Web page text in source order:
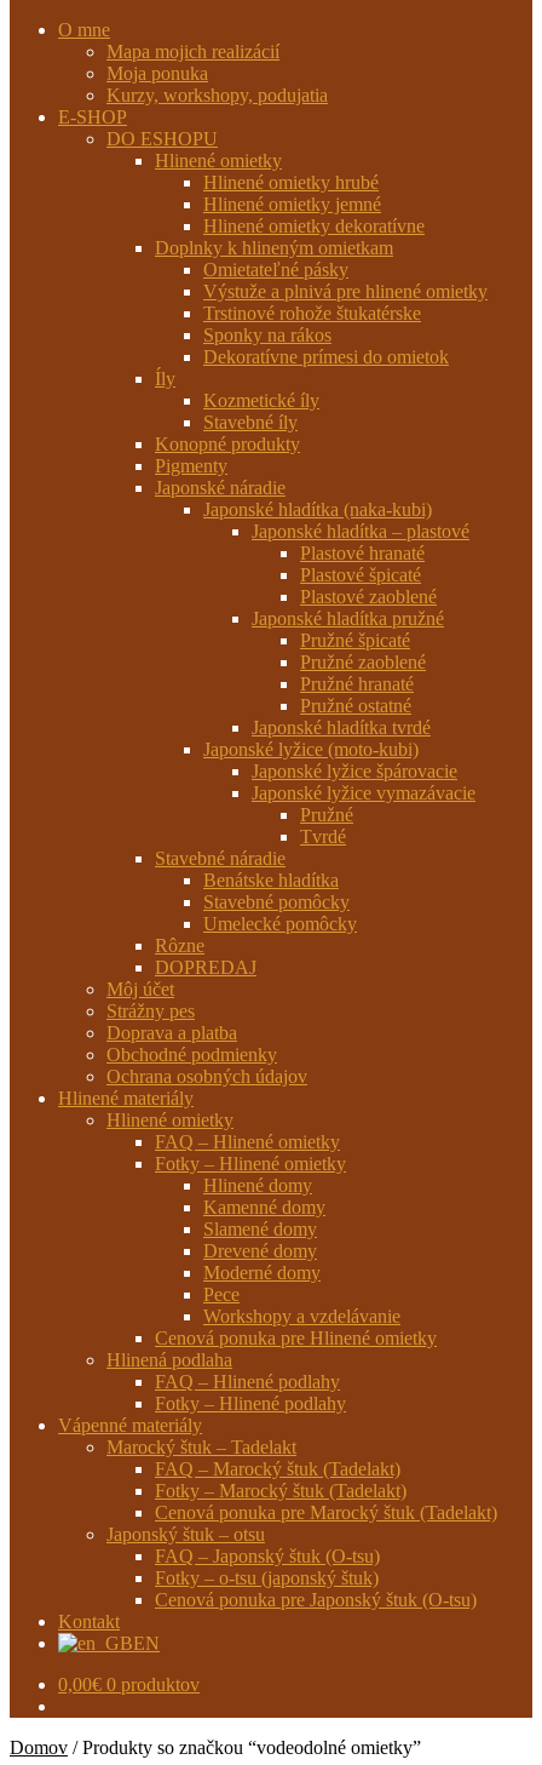
O mne
Mapa mojich realizácií
Moja ponuka
Kurzy, workshopy, podujatia
E-SHOP
DO ESHOPU
Hlinené omietky
Hlinené omietky hrubé
Hlinené omietky jemné
Hlinené omietky dekoratívne
Doplnky k hlineným omietkam
Omietateľné pásky
Výstuže a plnivá pre hlinené omietky
Trstinové rohože štukatérske
Sponky na rákos
Dekoratívne prímesi do omietok
Íly
Kozmetické íly
Stavebné íly
Konopné produkty
Pigmenty
Japonské náradie
Japonské hladítka (naka-kubi)
Japonské hladítka – plastové
Plastové hranaté
Plastové špicaté
Plastové zaoblené
Japonské hladítka pružné
Pružné špicaté
Pružné zaoblené
Pružné hranaté
Pružné ostatné
Japonské hladítka tvrdé
Japonské lyžice (moto-kubi)
Japonské lyžice špárovacie
Japonské lyžice vymazávacie
Pružné
Tvrdé
Stavebné náradie
Benátske hladítka
Stavebné pomôcky
Umelecké pomôcky
Rôzne
DOPREDAJ
Môj účet
Strážny pes
Doprava a platba
Obchodné podmienky
Ochrana osobných údajov
Hlinené materiály
Hlinené omietky
FAQ – Hlinené omietky
Fotky – Hlinené omietky
Hlinené domy
Kamenné domy
Slamené domy
Drevené domy
Moderné domy
Pece
Workshopy a vzdelávanie
Cenová ponuka pre Hlinené omietky
Hlinená podlaha
FAQ – Hlinené podlahy
Fotky – Hlinené podlahy
Vápenné materiály
Marocký štuk – Tadelakt
FAQ – Marocký štuk (Tadelakt)
Fotky – Marocký štuk (Tadelakt)
Cenová ponuka pre Marocký štuk (Tadelakt)
Japonský štuk – otsu
FAQ – Japonský štuk (O-tsu)
Fotky – o-tsu (japonský štuk)
Cenová ponuka pre Japonský štuk (O-tsu)
Kontakt
EN
0,00€ 0 produktov
Domov /Produkty so značkou “vodeodolné omietky”